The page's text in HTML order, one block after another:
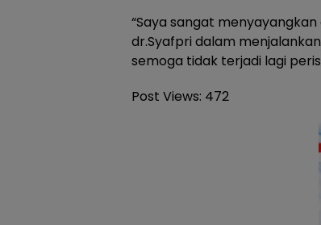
“Saya sangat
dr.Syafpri dalam
semoga tidak terjadi lagi
Post Views: 472